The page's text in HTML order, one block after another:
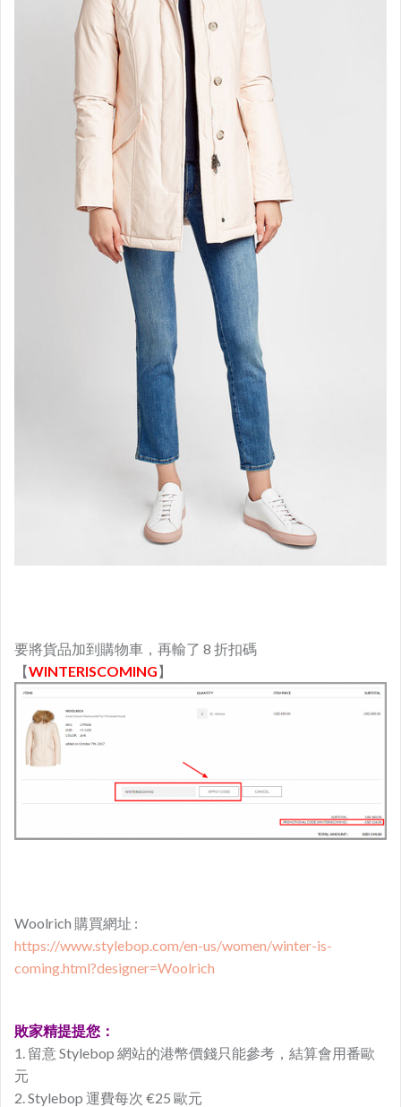
要將貨品加到購物車，再輸了 8 折扣碼
【WINTERISCOMING】
Woolrich 購買網址 :
https://www.stylebop.com/en-us/women/winter-is-
coming.html?designer=Woolrich
敗家精提提您：
1. 留意 Stylebop 網站的港幣價錢只能參考，結算會用番歐
元
2. Stylebop 運費每次 €25 歐元